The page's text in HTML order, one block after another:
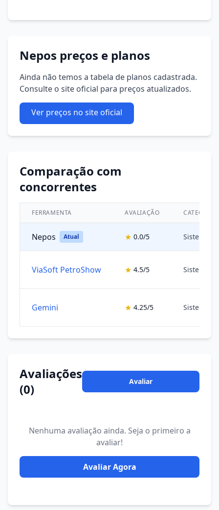
Nepos preços e planos
Ainda não temos a tabela de planos cadastrada.
Consulte o site oficial para preços atualizados.
Ver preços no site oficial
Comparação com
concorrentes
FERRAMENTA AVALIAÇÃO CATEGORIA
Nepos Atual ★ 0.0/5 Sistemas
ViaSoft PetroShow ★ 4.5/5 Sistemas
Gemini ★ 4.25/5 Sistemas
Avaliações
(0)
Avaliar
Nenhuma avaliação ainda. Seja o primeiro a
avaliar!
Avaliar Agora